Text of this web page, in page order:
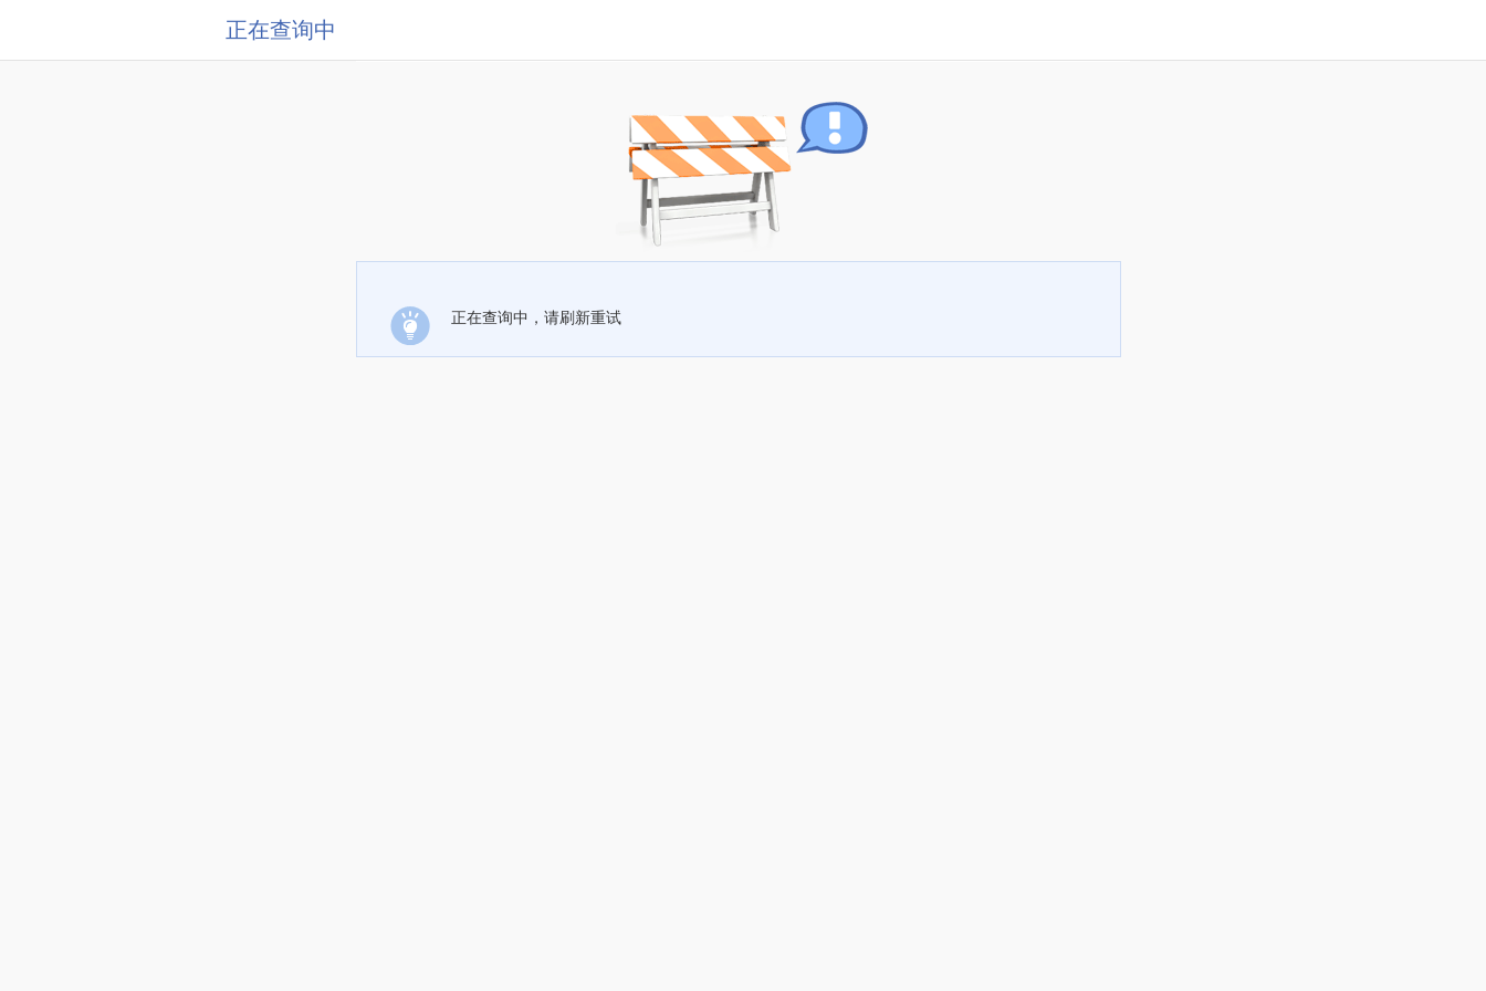
正在查询中
正在查询中，请刷新重试